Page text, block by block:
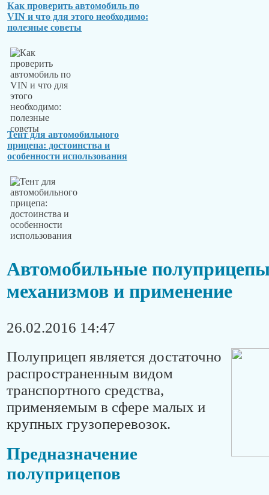
Как проверить автомобиль по
VIN и что для этого необходимо:
полезные советы
Тент для автомобильного
прицепа: достоинства и
особенности использования
Автомобильные
механизмов и применение
26.02.2016 14:47
Полуприцеп является достаточно
распространенным видом
транспортного средства,
применяемым в сфере малых и
крупных грузоперевозок.
Предназначение
полуприцепов